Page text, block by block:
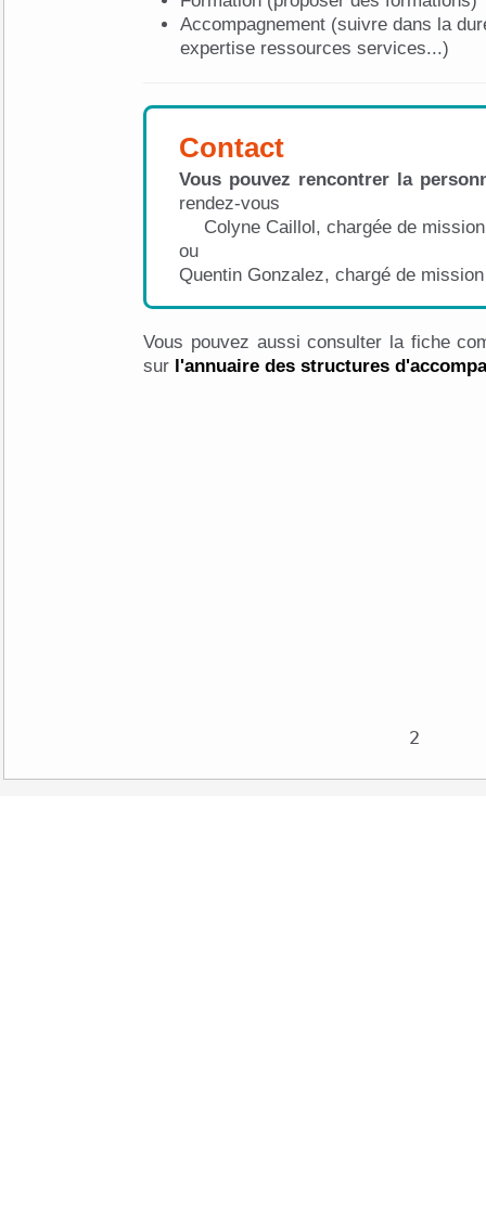
Accompagnement (suivre dans la
expertise ressources services...)
Contact
Vous pouvez rencontrer la
rendez-vous
Colyne Caillol, chargée de
ou
Quentin Gonzalez, chargé de
Vous pouvez aussi consulter la fiche
sur l'annuaire des structures